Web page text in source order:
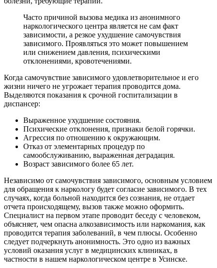
Часто причиной вызова медика из анонимного
наркологического центра является не сам факт
зависимости, а резкое ухудшение самочувствия
зависимого. Проявляться это может повышением
или снижением давления, психическими
отклонениями, кровотечениями.
Когда самочувствие зависимого удовлетворительное и его
жизни ничего не угрожает терапия проводится дома.
Выделяются показания к срочной госпитализации в
диспансер:
Выраженное ухудшение состояния.
Психические отклонения, признаки белой горячки.
Агрессия по отношению к окружающим.
Отказ от элементарных процедур по
самообслуживанию, выраженная деградация.
Возраст зависимого более 65 лет.
Независимо от самочувствия зависимого, основным условием
для обращения к наркологу будет согласие зависимого. В тех
случаях, когда больной находится без сознания, не отдает
отчета происходящему, вызов также можно оформить.
Специалист на первом этапе проводит беседу с человеком,
объясняет, чем опасна алкозависимость или наркомания, как
проводится терапия заболеваний, в чем плюсы. Особенно
следует подчеркнуть анонимность. Это одно из важных
условий оказания услуг в медицинских клиниках, в
частности в нашем наркологическом центре в Усинске.